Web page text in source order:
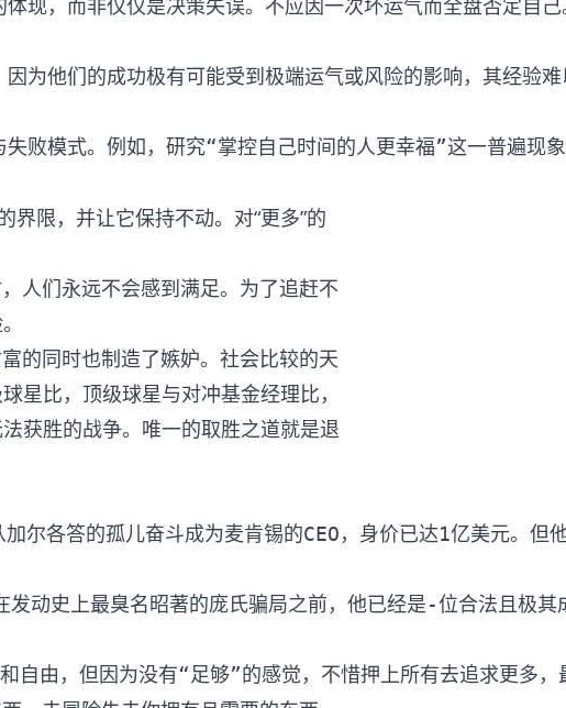
为他们的成功极有可能受到极端运气或风险的影响，其经验难
界限，并让它保持不动。对“更多”的
人们永远不会感到满足。为了追赶不
的同时也制造了嫉妒。社会比较的天
星比，顶级球星与对冲基金经理比，
获胜的战争。唯一的取胜之道就是退
答的孤儿奋斗成为麦肯锡的CEO，身价已达1亿美元。但他
史上最臭名昭著的庞氏骗局之前，他已经是-位合法且极其